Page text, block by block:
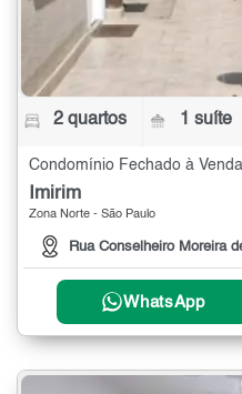
2 quartos 1 suíte
Condomínio Fechado à
Imirim
Zona Norte - São Paulo
Rua Conselheiro Moreira de
WhatsApp